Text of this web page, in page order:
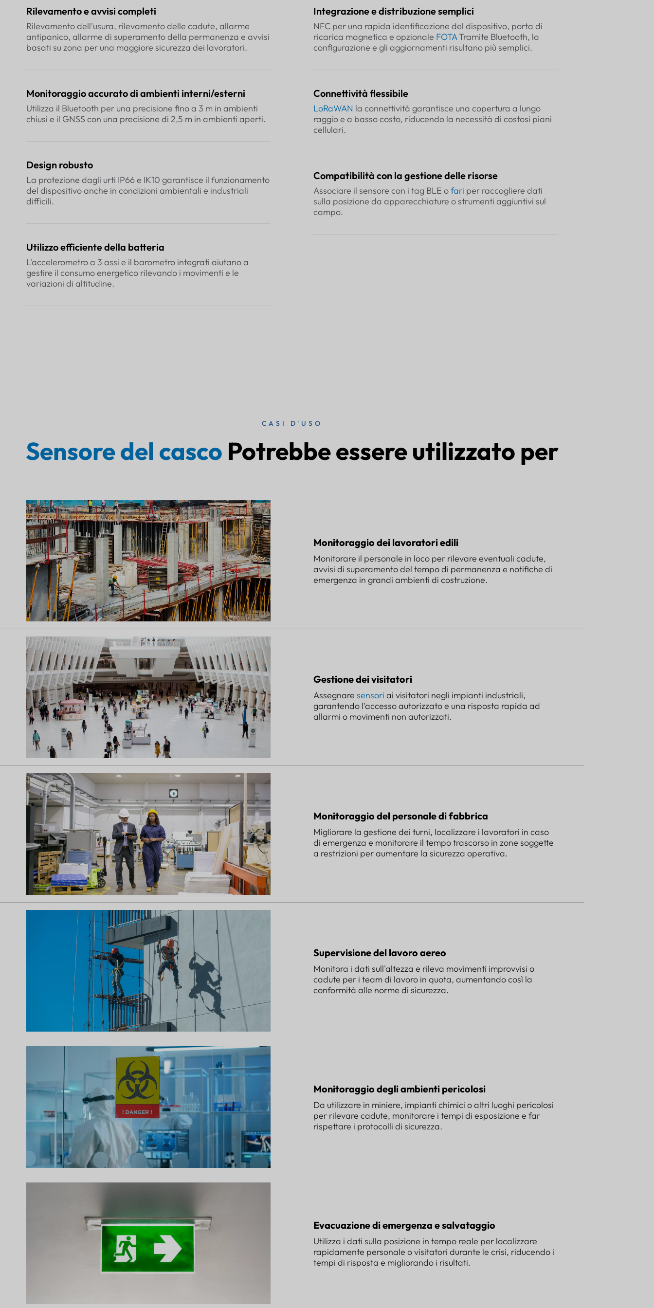
Rilevamento e avvisi completi
Rilevamento dell'usura, rilevamento delle cadute, allarme
antipanico, allarme di superamento della permanenza e avvisi
basati su zona per una maggiore sicurezza dei lavoratori.
Monitoraggio accurato di ambienti interni/esterni
Utilizza il Bluetooth per una precisione fino a 3 m in ambienti
chiusi e il GNSS con una precisione di 2,5 m in ambienti aperti.
Design robusto
La protezione dagli urti IP66 e IK10 garantisce il funzionamento
del dispositivo anche in condizioni ambientali e industriali
difficili.
Utilizzo efficiente della batteria
L'accelerometro a 3 assi e il barometro integrati aiutano a
gestire il consumo energetico rilevando i movimenti e le
variazioni di altitudine.
Integrazione e distribuzione semplici
NFC per una rapida identificazione del dispositivo, porta di
ricarica magnetica e opzionale FOTATramite Bluetooth, la
configurazione e gli aggiornamenti risultano più semplici.
Connettività flessibile
LoRaWAN la connettività garantisce una copertura a lungo
raggio e a basso costo, riducendo la necessità di costosi piani
cellulari.
Compatibilità con la gestione delle risorse
Associare il sensore con i tag BLE ofari per raccogliere dati
sulla posizione da apparecchiature o strumenti aggiuntivi sul
campo.
CASI D'USO
Sensore del casco Potrebbe essere utilizzato per
Monitoraggio dei lavoratori edili
Monitorare il personale in loco per rilevare eventuali cadute,
avvisi di superamento del tempo di permanenza e notifiche di
emergenza in grandi ambienti di costruzione.
Gestione dei visitatori
Assegnare sensori ai visitatori negli impianti industriali,
garantendo l'accesso autorizzato e una risposta rapida ad
allarmi o movimenti non autorizzati.
Monitoraggio del personale di fabbrica
Migliorare la gestione dei turni, localizzare i lavoratori in caso
di emergenza e monitorare il tempo trascorso in zone soggette
a restrizioni per aumentare la sicurezza operativa.
Supervisione del lavoro aereo
Monitora i dati sull'altezza e rileva movimenti improvvisi o
cadute per i team di lavoro in quota, aumentando così la
conformità alle norme di sicurezza.
Monitoraggio degli ambienti pericolosi
Da utilizzare in miniere, impianti chimici o altri luoghi pericolosi
per rilevare cadute, monitorare i tempi di esposizione e far
rispettare i protocolli di sicurezza.
Evacuazione di emergenza e salvataggio
Utilizza i dati sulla posizione in tempo reale per localizzare
rapidamente personale o visitatori durante le crisi, riducendo i
tempi di risposta e migliorando i risultati.